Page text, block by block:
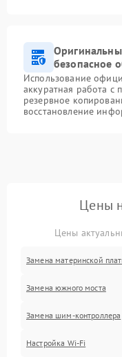
безопасное
Использование
аккуратная работа с
резервное
восстановление
Цены
Цены
Замена материнской
Замена южного моста
Замена шим-контроллера
Настройка Wi-Fi